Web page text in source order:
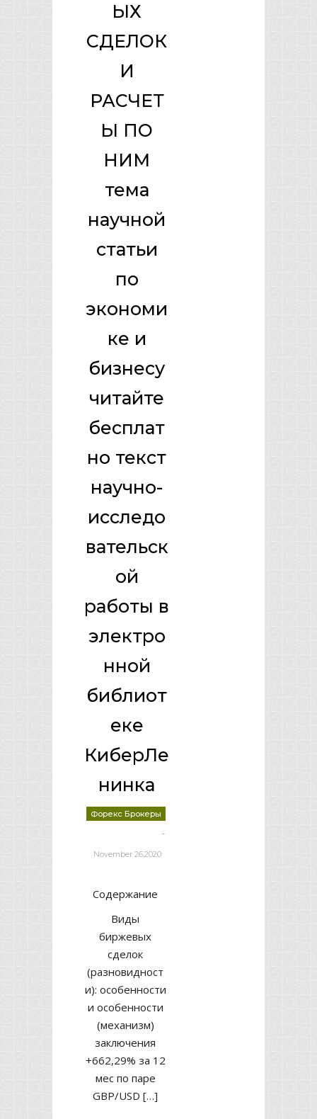
ЫХ
СДЕЛОК
И
РАСЧЕТ
Ы ПО
НИМ
тема
научной
статьи
по
экономи
ке и
бизнесу
читайте
бесплат
но текст
научно-
исследо
вательск
ой
работы в
электро
нной
библиот
еке
КиберЛе
нинка
Форекс Брокеры
-
November 26,2020
Содержание
Виды
биржевых
сделок
(разновидност
и): особенности
и особенности
(механизм)
заключения
+662,29% за 12
мес по паре
GBP/USD […]